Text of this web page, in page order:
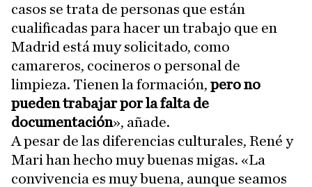
casos se trata de personas que están
cualificadas para hacer un trabajo que en
Madrid está muy solicitado, como
camareros, cocineros o personal de
limpieza. Tienen la formación, pero no
pueden trabajar por la falta de
documentación», añade.
A pesar de las diferencias culturales, René y
Mari han hecho muy buenas migas. «La
convivencia es muy buena, aunque seamos